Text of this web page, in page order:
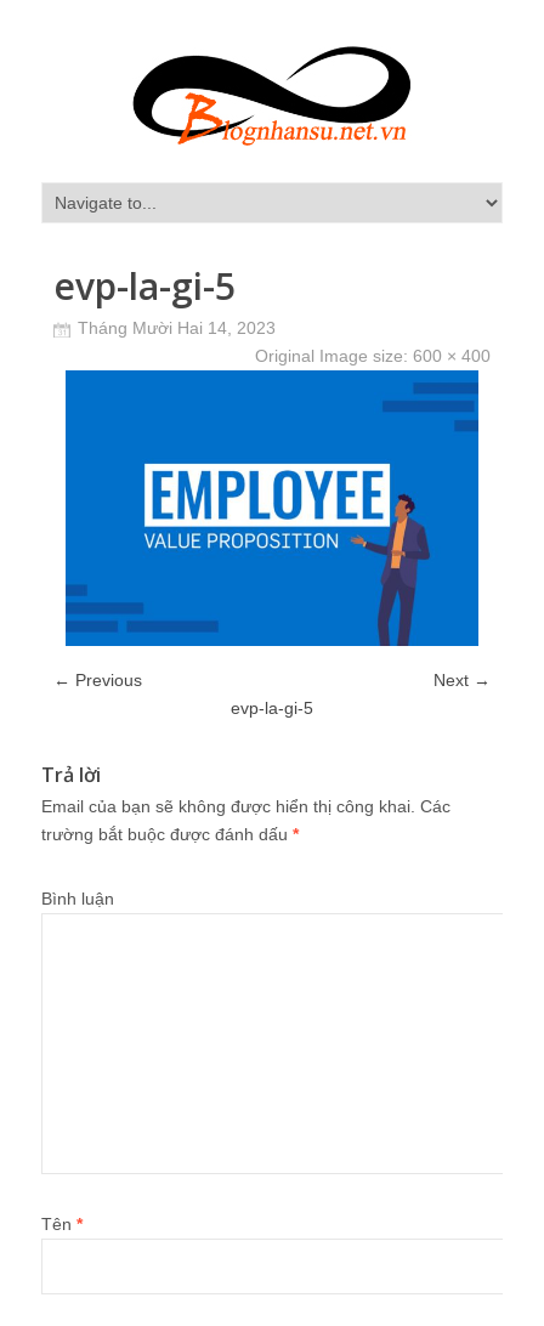
evp-la-gi-5
Tháng Mười Hai 14, 2023
Original Image size: 600 × 400
← Previous
Next →
evp-la-gi-5
Trả lời
Email của bạn sẽ không được hiển thị công khai. Các
trường bắt buộc được đánh dấu *
Bình luận
Tên *